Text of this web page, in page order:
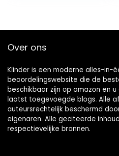
Over ons
Klinder is een moderne alles-in-
beoordelingswebsite die de
beschikbaar zijn op amazon en
laatst toegevoegde blogs. Alle
auteursrechtelijk beschermd
eigenaren. Alle geciteerde
respectievelijke bronnen.